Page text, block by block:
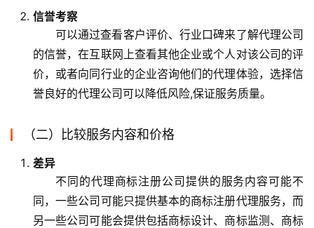
信誉考察
可以通过查看客户评价、行业口碑来了解代理公司
的信誉，在互联网上查看其他企业或个人对该公司的评
价，或者向同行业的企业咨询他们的代理体验，选择信
誉良好的代理公司可以降低风险,保证服务质量。
（二）比较服务内容和价格
差异
不同的代理商标注册公司提供的服务内容可能不
同，一些公司可能只提供基本的商标注册代理服务，而
另一些公司可能会提供包括商标设计、商标监测、商标